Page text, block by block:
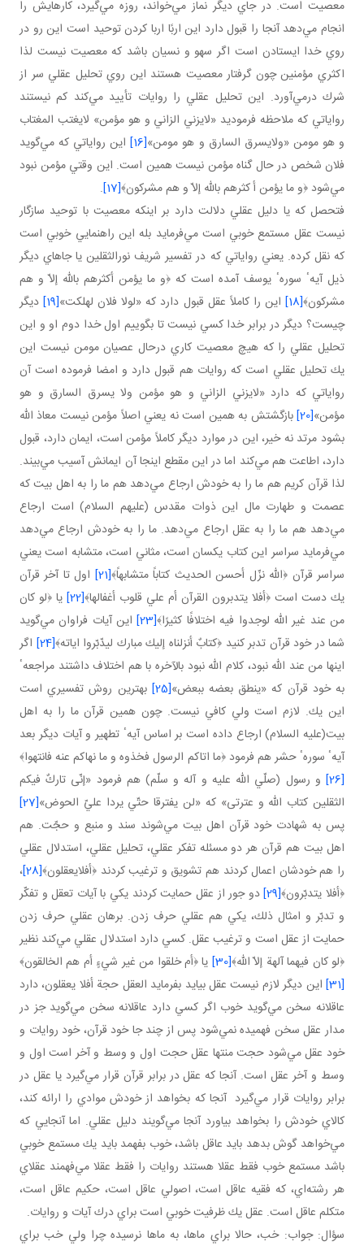
معصيت است. در جاي ديگر نماز مي‌خواند، روزه مي‌گيرد، كارهايش را
انجام مي‌دهد آنجا را قبول دارد اين اربًا اربا كردن توحيد است اين رو در
روي خدا ايستادن است اگر سهو و نسيان باشد كه معصيت نيست لذا
اكثري مؤمنين چون گرفتار معصيت هستند اين روي تحليل عقلي سر از
شرك درمي‌آورد. اين تحليل عقلي را روايات تأييد مي‌كند كم نيستند
رواياتي كه ملاحظه فرموديد «لايزني الزاني و هو مؤمن» لايغتب المغتاب
و هو مومن «ولايسرق السارق و هو مومن»[16]
اين رواياتي كه مي‌گويد
فلان شخص در حال گناه مؤمن نيست همين است. اين وقتي مؤمن نبود
مي‌شود ﴿و ما يؤمن أ كثرهم بالله إلاّ و هم مشركون﴾[17]
.
فتحصل كه يا دليل عقلي دلالت دارد بر اينكه معصيت با توحيد سازگار
نيست عقل مستمع خوبي است مي‌فرمايد بله اين راهنمايي خوبي است
كه نقل كرده. يعني رواياتي كه در تفسير شريف نورالثقلين يا جاهاي ديگر
ذيل آيهٴ سورهٴ يوسف آمده است كه ﴿و ما يؤمن أكثرهم بالله إلاّ و هم
مشركون﴾[18] اين را كاملاً عقل قبول دارد كه «لولا فلان لهلكت»[19]
ديگر
چيست؟ ديگر در برابر خدا كسي نيست تا بگوييم اول خدا دوم او و اين
تحليل عقلي را كه هيچ معصيت كاري درحال عصيان مومن نيست اين
يك تحليل عقلي است كه روايات هم قبول دارد و امضا فرموده است آن
رواياتي كه دارد «لايزني الزاني و هو مؤمن ولا يسرق السارق و هو
مؤمن»[20]
بازگشتش به همين است نه يعني اصلاً مؤمن نيست معاذ الله
بشود مرتد نه خير، اين در موارد ديگر كاملاً مؤمن است، ايمان دارد، قبول
دارد، اطاعت هم مي‌كند اما در اين مقطع اينجا آن ايمانش آسيب مي‌بيند.
لذا قرآن كريم هم ما را به خودش ارجاع مي‌دهد هم ما را به اهل بيت كه
عصمت و طهارت مال اين ذوات مقدس (عليهم السلام) است ارجاع
مي‌دهد هم ما را به عقل ارجاع مي‌دهد. ما را به خودش ارجاع مي‌دهد
مي‌فرمايد سراسر اين كتاب يكسان است، مثاني است، متشابه است يعني
سراسر قرآن ﴿الله نزّل أحسن الحديث كتاباً متشابهاً﴾[21]
اول تا آخر قرآن
يك دست است ﴿أفلا يتدبرون القرآن أم علي قلوب أغفالها﴾[22]
يا ﴿لو كان
من عند غير الله لوجدوا فيه اختلافًا كثيرًا﴾[23]
اين آيات فراوان مي‌گويد
شما در خود قرآن تدبر كنيد ﴿كتابٌ أنزلناه إليك مبارك ليدّبّروا اياته﴾[24]
اگر
اينها من عند الله نبود، كلام الله نبود بالآخره با هم اختلاف داشتند مراجعهٴ
به خود قرآن كه «ينطق بعضه ببعض»[25]
بهترين روش تفسيري است
اين يك. لازم است ولي كافي نيست. چون همين قرآن ما را به اهل
بيت(عليه السلام) ارجاع داده است بر اساس آيهٴ تطهير و آيات ديگر بعد
آيهٴ سورهٴ حشر هم فرمود ﴿ما اتاكم الرسول فخذوه و ما نهاكم عنه فانتهوا﴾
[26]
و رسول (صلّي الله عليه و آله و سلّم) هم فرمود «إنّى تاركٌ فيكم
الثقلين كتاب الله و عترتى» كه «لن يفترقا حتّي يردا عليّ الحوض»[27]
پس به شهادت خود قرآن اهل بيت مي‌شوند سند و منبع و حجّت. هم
اهل بيت هم قرآن هر دو مسئله تفكر عقلي، تحليل عقلي، استدلال عقلي
را هم خودشان اعمال كردند هم تشويق و ترغيب كردند ﴿أفلايعقلون﴾[28]
،
﴿أفلا يتدبّرون﴾[29]
دو جور از عقل حمايت كردند يكي با آيات تعقل و تفكّر
و تدبّر و امثال ذلك، يكي هم عقلي حرف زدن. برهان عقلي حرف زدن
حمايت از عقل است و ترغيب عقل. كسي دارد استدلال عقلي مي‌كند نظير
﴿لو كان فيهما آلهة إلاّ الله﴾[30]
يا ﴿أم خلقوا من غير شيءٍ أم هم الخالقون﴾
[31]
اين ديگر لازم نيست عقل بيايد بفرمايد العقل حجة أفلا يعقلون، دارد
عاقلانه سخن مي‌گويد خوب اگر كسي دارد عاقلانه سخن مي‌گويد جز در
مدار عقل سخن فهميده نمي‌شود پس از چند جا خود قرآن، خود روايات و
خود عقل مي‌شود حجت منتها عقل حجت اول و وسط و آخر است اول و
وسط و آخر عقل است. آنجا كه عقل در برابر قرآن قرار مي‌گيرد يا عقل در
برابر روايات قرار مي‌گيرد آنجا كه بخواهد از خودش موادي را ارائه كند،
كالاي خودش را بخواهد بياورد آنجا مي‌گويند دليل عقلي. اما آنجايي كه
مي‌خواهد گوش بدهد بايد عاقل باشد، خوب بفهمد بايد يك مستمع خوبي
باشد مستمع خوب فقط عقلا هستند روايات را فقط عقلا مي‌فهمند عقلاي
هر رشته‌اي، كه فقيه عاقل است، اصولي عاقل است، حكيم عاقل است،
متكلم عاقل است. عقل يك ظرفيت خوبي است براي درك آيات و روايات.
سؤال: جواب: خب، حالا براي ما‌ها، به ماها نرسيده چرا ولي خب براي